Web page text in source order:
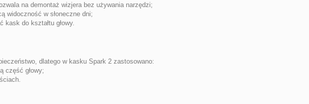
na demontaż wizjera bez używania narzędzi;
widoczność w słoneczne dni;
kask do kształtu głowy.
dlatego w kasku Spark 2 zastosowano:
część głowy;